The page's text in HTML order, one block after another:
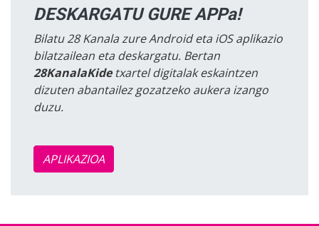
DESKARGATU GURE APPa!
Bilatu 28 Kanala zure Android eta iOS aplikazio
bilatzailean eta deskargatu. Bertan
28KanalaKidetxartel digitalak eskaintzen
dizuten abantailez gozatzeko aukera izango
duzu.
APLIKAZIOA